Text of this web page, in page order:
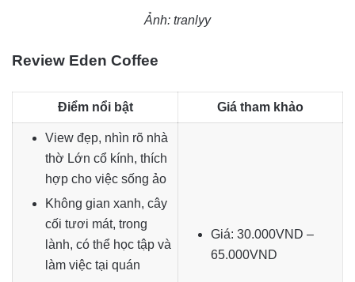
Ảnh: tranlyy
Review Eden Coffee
Điểm nổi bật Giá tham khảo
View đẹp, nhìn rõ nhà
thờ Lớn cổ kính, thích
hợp cho việc sống ảo
Không gian xanh, cây
cối tươi mát, trong
lành, có thể học tập và
làm việc tại quán
Giá: 30.000VND –
65.000VND